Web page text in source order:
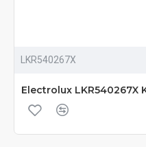
LKR540267X
Electrolux LKR540267X